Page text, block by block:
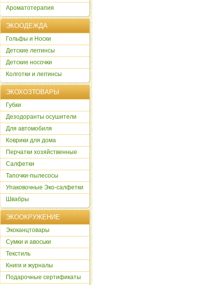
Ароматотерапия
ЭКООДЕЖДА
Гольфы и Носки
Детские леггинсы
Детские носочки
Колготки и леггинсы
ЭКОХОЗТОВАРЫ
Губки
Дезодоранты осушители
Для автомобиля
Коврики для дома
Перчатки хозяйственные
Салфетки
Тапочки-пылесосы
Упаковочные Эко-салфетки
Швабры
ЭКООКРУЖЕНИЕ
Экоканцтовары
Сумки и авоськи
Текстиль
Книги и журналы
Подарочные сертификаты